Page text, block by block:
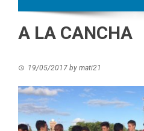
A LA CANCHA
19/05/2017 by mati21